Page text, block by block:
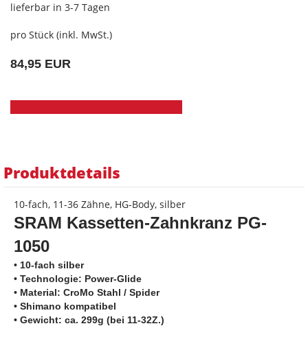
lieferbar in 3-7 Tagen
pro Stück (inkl. MwSt.)
84,95 EUR
Produktdetails
10-fach, 11-36 Zähne, HG-Body, silber
SRAM Kassetten-Zahnkranz PG-
1050
• 10-fach silber
• Technologie: Power-Glide
• Material: CroMo Stahl / Spider
• Shimano kompatibel
• Gewicht: ca. 299g (bei 11-32Z.)